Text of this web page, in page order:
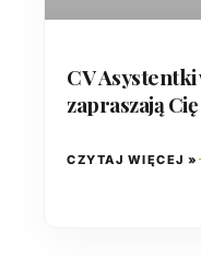
CV Asystentki
zapraszają
CZYTAJ WIĘCEJ »